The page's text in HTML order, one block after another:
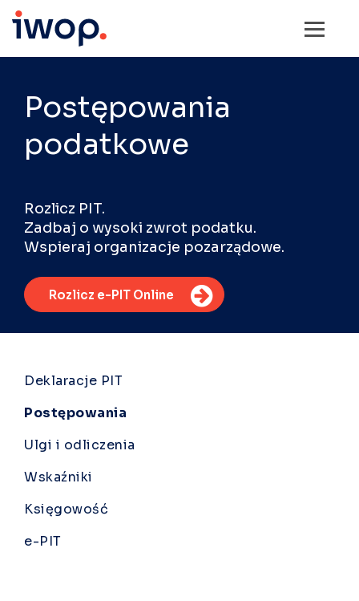
Postępowania
podatkowe
Rozlicz PIT.
Zadbaj o wysoki zwrot podatku.
Wspieraj organizacje pozarządowe.
Rozlicz e-PIT Online
Deklaracje PIT
Postępowania
Ulgi i odliczenia
Wskaźniki
Księgowość
e-PIT